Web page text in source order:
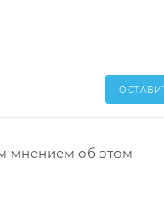
мнением об этом